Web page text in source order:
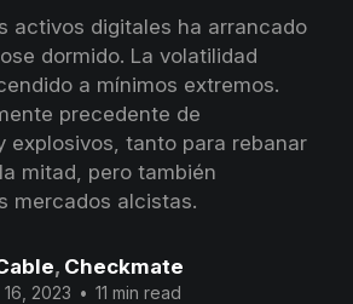
activos digitales ha arrancado
dormido. La volatilidad
a mínimos extremos.
precedente de
explosivos, tanto para rebanar
mitad, pero también
mercados alcistas.
, Checkmate
16, 2023 • 11 min read